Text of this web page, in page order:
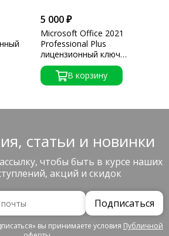
5 000 ₽
Microsoft Office 2021
Professional Plus
лицензионный ключ
активации
В корзину
статьи и новинки
чтобы быть в курсе наших
акций и скидок
Подписаться
вы принимаете условия Публичной